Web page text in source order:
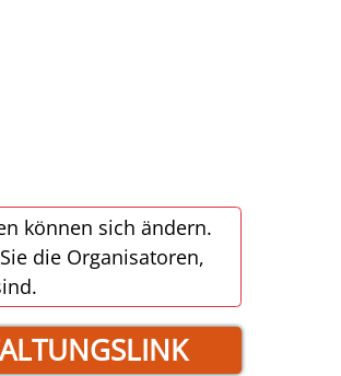
können sich ändern.
die Organisatoren,